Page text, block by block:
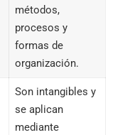
métodos,
procesos y
formas de
organización.
Son intangibles y
se aplican
mediante